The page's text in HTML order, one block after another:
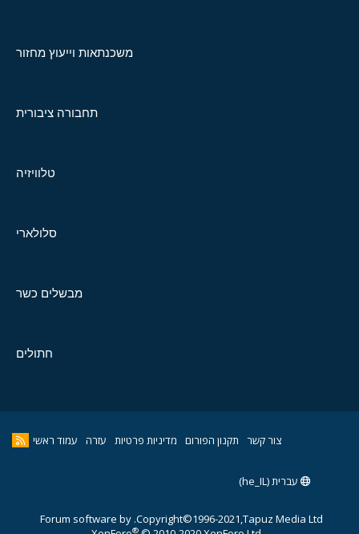
משכנתאות וייעוץ מחזור
תחבורה ציבורית
טלוויזיה
סלולארי
מבשלים כשר
חתולים
צור קשר תקנון הפורום מדיניות פרטיות עזרה עמוד ראשי
עברית (he_IL)
Copyright©1996-2021,Tapuz Media Ltd.
Forum software by
®